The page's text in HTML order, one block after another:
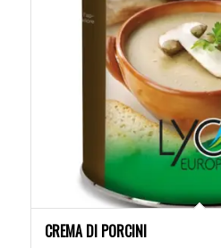
CREMA DI PORCINI